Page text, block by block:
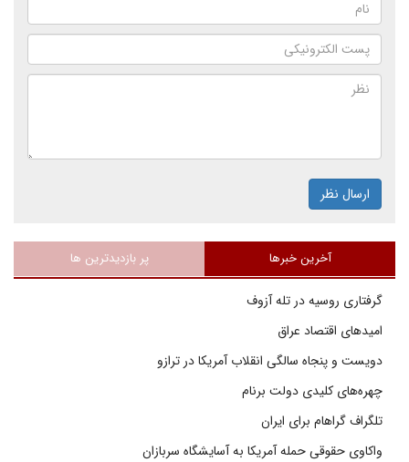
ارسال نظر
آخرین خبرها پر بازدیدترین ها
گرفتاری روسیه در تله آزوف
امیدهای اقتصاد عراق
دویست و پنجاه سالگی انقلاب آمریکا در ترازو
چهره‌های کلیدی دولت برنام
تلگراف گراهام برای ایران
واکاوی حقوقی حمله آمریکا به آسایشگاه سربازان